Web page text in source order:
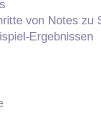
von Notes zu
Ergebnissen